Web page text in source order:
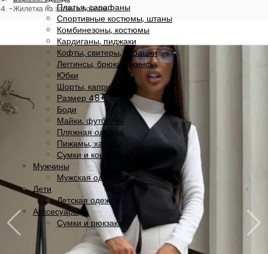
Платья, сарафаны
Спортивные костюмы, штаны
Комбинезоны, костюмы
Кардиганы, пиджаки
Кофты, свитеры, рубашки
Леггинсы, брюки, джинсы
Юбки
Шорты, капри
Размер 48+
Боди
Майки, футболки
Пляжная одежда
Пижамы, халаты
Сумки и кошельки
Мужчины
Мужская одежда
Дети
Детская одежда
Акссесуары
Сумки и рюкзаки
Жилетка на запах з поясом